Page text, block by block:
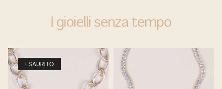
I gioielli senza tempo
ESAURITO